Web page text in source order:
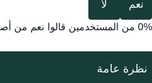
نعم لا
0% من المستخدمين قالوا نعم من أصل 0 تقييمًا
نظرة عامة